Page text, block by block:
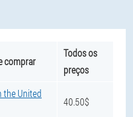
comprar
Todos os
preços
the United
40.50$